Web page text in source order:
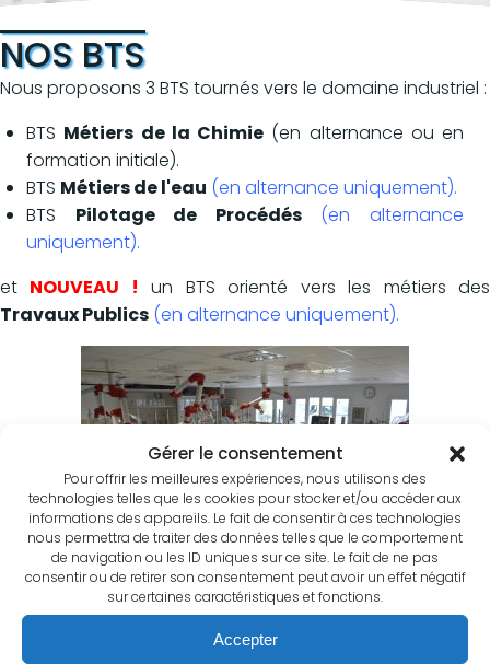
Gérer le consentement
Pour offrir les meilleures expériences, nous utilisons des
technologies telles que les cookies pour stocker et/ou accéder aux
informations des appareils. Le fait de consentir à ces technologies
nous permettra de traiter des données telles que le comportement
de navigation ou les ID uniques sur ce site. Le fait de ne pas
consentir ou de retirer son consentement peut avoir un effet négatif
sur certaines caractéristiques et fonctions.
Accepter
NOS BTS
Nous proposons 3 BTS tournés vers le domaine industriel :
BTS Métiers de la Chimie (en alternance ou en
formation initiale).
BTS Métiers de l'eau (en alternance uniquement).
BTS Pilotage de Procédés
(en alternance
uniquement).
et NOUVEAU ! un BTS orienté vers les métiers des
Travaux Publics (en alternance uniquement).
BTS METIERS DE LA CHIMIE
Cliquez pour accèder au descriptif de cette
BTS Métiers de la Chimie